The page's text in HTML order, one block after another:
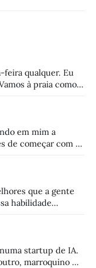
qualquer. Eu
Eis que,
um sujeito de
em mim a
da descoberta
de uma
que a gente
habilidade
da cafonice
startup de IA.
marroquino —